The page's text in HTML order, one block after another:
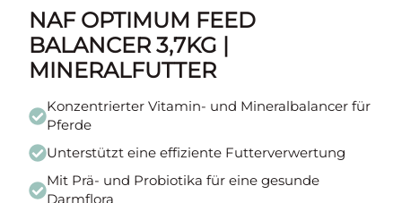
NAF OPTIMUM FEED
BALANCER 3,7KG |
MINERALFUTTER
Konzentrierter Vitamin- und Mineralbalancer für
Pferde
Unterstützt eine effiziente Futterverwertung
Mit Prä- und Probiotika für eine gesunde
Darmflora